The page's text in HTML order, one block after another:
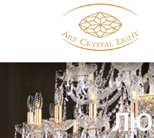
Официальный